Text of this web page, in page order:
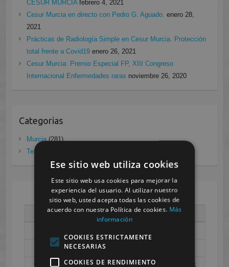
CESUR MURCIA febrero 4, 2021
Cesur Murcia en directo con Pedro G. Aguado. enero 28,
2021
Prácticas de Radiología Simple en Cesur Murcia. Protección
total frente a Covid19 enero 26, 2021
Cesur Murcia: Premio Especial FP, XIII Congreso
Internacional Enfermedades raras noviembre 26, 2020
Categorias
Murcia(281)
Tenerife
AGOSTO 2026
M X J V S
5
Ese sitio web utiliza cookies
Este sitio web usa cookies para mejorar la
experiencia del usuario. Al utilizar nuestro
sitio web, usted acepta todas las cookies de
acuerdo con nuestra Política de cookies. Más
información
COOKIES ESTRICTAMENTE
NECESARIAS
COOKIES DE RENDIMIENTO